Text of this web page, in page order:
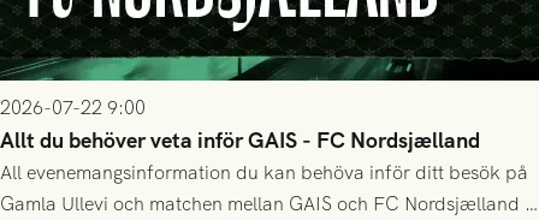
2026-07-22 9:00
Allt du behöver veta inför GAIS - FC Nordsjælland
All evenemangsinformation du kan behöva inför ditt besök på
Gamla Ullevi och matchen mellan GAIS och FC Nordsjælland i